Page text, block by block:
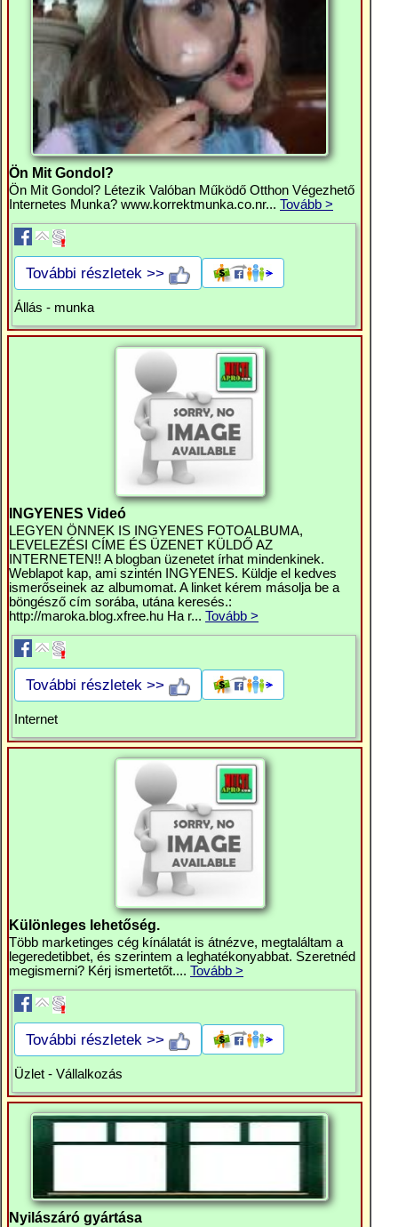
Ön Mit Gondol?
Ön Mit Gondol? Létezik Valóban Működő Otthon Végezhető
Internetes Munka? www.korrektmunka.co.nr... Tovább >
További részletek >>
Állás - munka
INGYENES Videó
LEGYEN ÖNNEK IS INGYENES FOTOALBUMA,
LEVELEZÉSI CÍME ÉS ÜZENET KÜLDŐ AZ
INTERNETEN!! A blogban üzenetet írhat mindenkinek.
Weblapot kap, ami szintén INGYENES. Küldje el kedves
ismerőseinek az albumomat. A linket kérem másolja be a
böngésző cím sorába, utána keresés.:
http://maroka.blog.xfree.hu Ha r... Tovább >
További részletek >>
Internet
Különleges lehetőség.
Több marketinges cég kínálatát is átnézve, megtaláltam a
legeredetibbet, és szerintem a leghatékonyabbat. Szeretnéd
megismerni? Kérj ismertetőt.... Tovább >
További részletek >>
Üzlet - Vállalkozás
Nyilászáró gyártása